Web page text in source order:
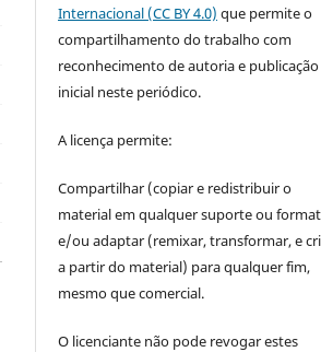
Internacional (CC BY 4.0) que permite o
compartilhamento do trabalho com
reconhecimento de autoria e publicação
inicial neste periódico.
A licença permite:
Compartilhar (copiar e redistribuir o
material em qualquer suporte ou
e/ou adaptar (remixar, transformar, e
a partir do material) para qualquer fim,
mesmo que comercial.
O licenciante não pode revogar estes